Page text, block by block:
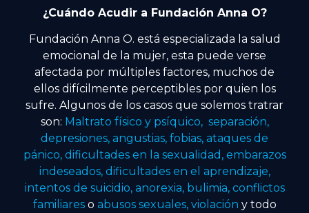
¿Cuándo Acudir a Fundación Anna O?
Fundación Anna O. está especializada la salud
emocional de la mujer, esta puede verse
afectada por múltiples factores, muchos de
ellos difícilmente perceptibles por quien los
sufre. Algunos de los casos que solemos tratrar
son: Maltrato físico y psíquico, separación,
depresiones, angustias, fobias, ataques de
pánico, dificultades en la sexualidad, embarazos
indeseados, dificultades en el aprendizaje,
intentos de suicidio, anorexia, bulimia, conflictos
familiareso abusos sexuales, violación y todo